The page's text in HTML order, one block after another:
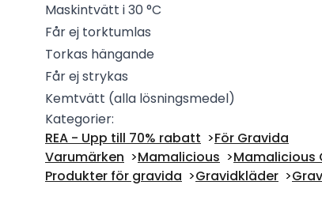
Maskintvätt i 30 °C
Får ej torktumlas
Torkas hängande
Får ej strykas
Kemtvätt (alla lösningsmedel)
Kategorier:
REA - Upp till 70% rabatt
För Gravida
Varumärken
Mamalicious
Mamalicious
Produkter för gravida
Gravidkläder